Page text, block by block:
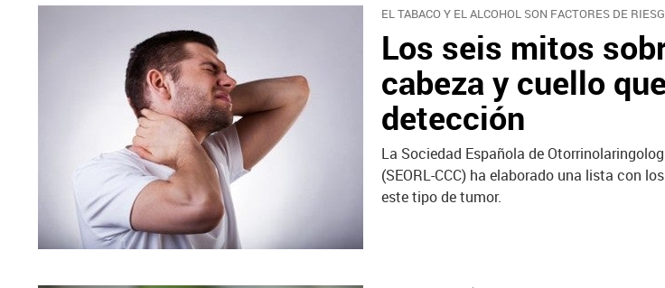
EL TABACO Y EL ALCOHOL SON FACTORES DE
Los seis mitos
cabeza y cuello
detección
La Sociedad Española de
(SEORL-CCC) ha elaborado una lista con
este tipo de tumor.